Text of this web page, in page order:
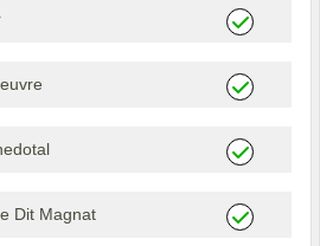
Dit Magnat